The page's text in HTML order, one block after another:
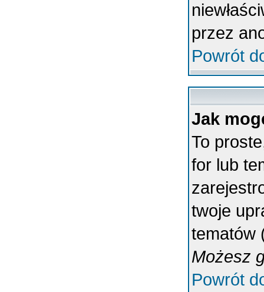
przez
Powrót
Jak
To
for lub
twoje
tematów
Możesz
Powrót